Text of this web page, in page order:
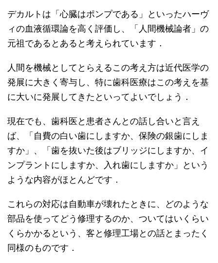
デカルトは「心臓はポンプである」といったハーヴ
ィの血液循環論を高く評価し、「人間機械論者」の
元祖であるとあると考えられています．
人間を機械としてとらえるこの考え方は近代医学の
発展に大きく寄与し、特に歯科医療はこの考えを基
に大いに発展してきたといってよいでしょう．
現在でも、歯科医と患者さんとの話し合いと言え
ば、「自費の白い歯にしますか、保険の銀歯にしま
すか」、「歯を抜いた後はブリッジにしますか、イ
ンプラントにしますか、入れ歯にしますか」という
ような内容がほとんどです．
これらの対応は自動車が壊れたときに、どのような
部品を使ってどう修理するのか、ついてはいくらい
くらかかるという、客と修理工場との話とまったく
同様のものです．